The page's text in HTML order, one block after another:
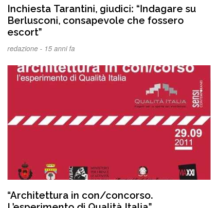
Inchiesta Tarantini, giudici: “Indagare su
Berlusconi, consapevole che fossero
escort”
redazione - 15 anni fa
“Architettura in con/concorso.